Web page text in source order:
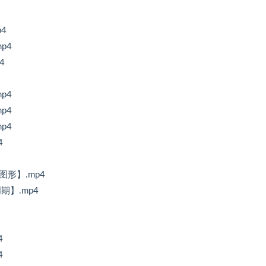
形】.mp4
】.mp4